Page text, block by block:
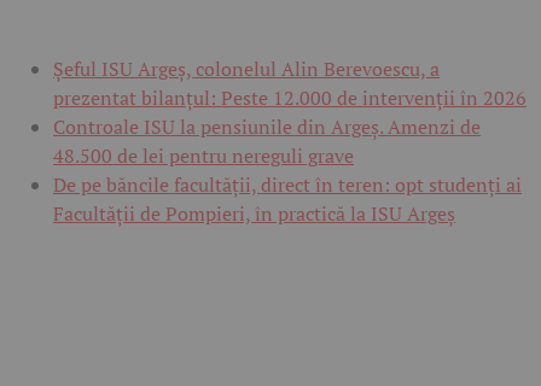
Șeful ISU Argeș, colonelul Alin Berevoescu, a
prezentat bilanțul: Peste 12.000 de intervenții în 2026
Controale ISU la pensiunile din Argeș. Amenzi de
48.500 de lei pentru nereguli grave
De pe băncile facultății, direct în teren: opt studenți ai
Facultății de Pompieri, în practică la ISU Argeș